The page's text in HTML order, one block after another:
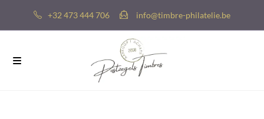
+32 473 444 706 info@timbre-philatelie.be